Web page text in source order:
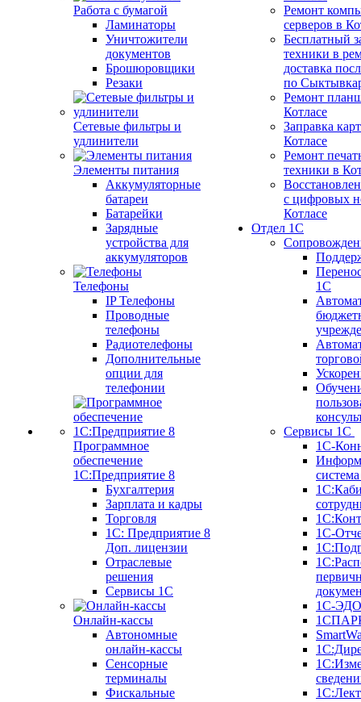
Работа с бумагой
Ламинаторы
Уничтожители
документов
Брошюровщики
Резаки
Сетевые фильтры и
удлинители
Элементы питания
Аккумуляторные
батареи
Батарейки
Зарядные
устройства для
аккумуляторов
Телефоны
IP Телефоны
Проводные
телефоны
Радиотелефоны
Дополнительные
опции для
телефонии
Программное
обеспечение
1С:Предприятие 8
Бухгалтерия
Зарплата и кадры
Торговля
1C: Предприятие 8
Доп. лицензии
Отраслевые
решения
Сервисы 1С
Онлайн-кассы
Автономные
онлайн-кассы
Сенсорные
терминалы
Фискальные
Ремонт
серверов в
Бесплатный
техники в
доставка
по
Ремонт
Котлаcе
Заправка
Котлаcе
Ремонт
техники в
с цифровых
Котлаcе
Отдел 1С
1С
Сервисы 1С
1С-
1С-
1С-ЭДО